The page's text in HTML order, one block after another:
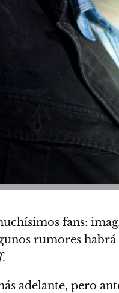
fans:
rumores
.
adelante, pero